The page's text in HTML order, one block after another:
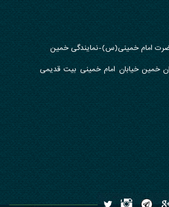
امام خمینی(س)-نمایندگی خمین
خمین خیابان امام خمینی بیت قدیمی